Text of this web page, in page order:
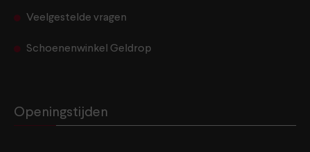
Veelgestelde vragen
Schoenenwinkel Geldrop
Openingstijden